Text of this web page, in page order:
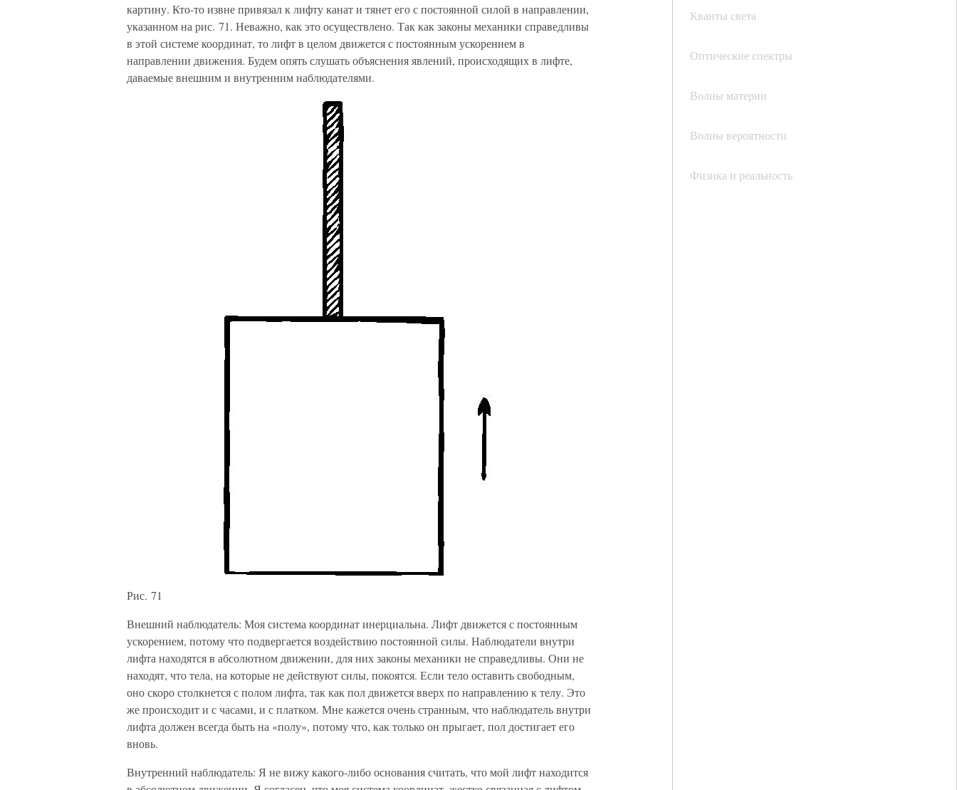
Кванты света
Оптические спектры
Волны материи
Волны вероятности
Физика и реальность
картину. Кто-то извне привязал к лифту канат и тянет его с постоянной силой в направлении,
указанном на рис. 71. Неважно, как это осуществлено. Так как законы механики справедливы
в этой системе координат, то лифт в целом движется с постоянным ускорением в
направлении движения. Будем опять слушать объяснения явлений, происходящих в лифте,
даваемые внешним и внутренним наблюдателями.
Рис. 71
Внешний наблюдатель: Моя система координат инерциальна. Лифт движется с постоянным
ускорением, потому что подвергается воздействию постоянной силы. Наблюдатели внутри
лифта находятся в абсолютном движении, для них законы механики не справедливы. Они не
находят, что тела, на которые не действуют силы, покоятся. Если тело оставить свободным,
оно скоро столкнется с полом лифта, так как пол движется вверх по направлению к телу. Это
же происходит и с часами, и с платком. Мне кажется очень странным, что наблюдатель внутри
лифта должен всегда быть на «полу», потому что, как только он прыгает, пол достигает его
вновь.
Внутренний наблюдатель: Я не вижу какого-либо основания считать, что мой лифт находится